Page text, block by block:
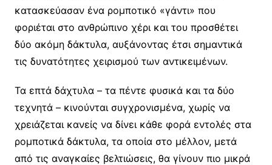
κατασκεύασαν ένα ρομποτικό «γάντι» που
φοριέται στο ανθρώπινο χέρι και του προσθέτει
δύο ακόμη δάκτυλα, αυξάνοντας έτσι σημαντικά
τις δυνατότητες χειρισμού των αντικειμένων.
Τα επτά δάχτυλα – τα πέντε φυσικά και τα δύο
τεχνητά – κινούνται συγχρονισμένα, χωρίς να
χρειάζεται κανείς να δίνει κάθε φορά εντολές στα
ρομποτικά δάκτυλα, τα οποία στο μέλλον, μετά
από τις αναγκαίες βελτιώσεις, θα γίνουν πιο μικρά